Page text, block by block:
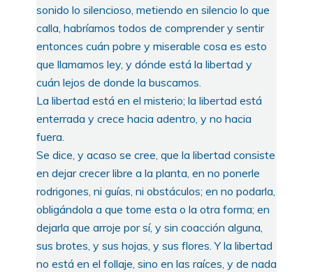
sonido lo silencioso, metiendo en silencio lo que
calla, habríamos todos de comprender y sentir
entonces cuán pobre y miserable cosa es esto
que llamamos ley, y dónde está la libertad y
cuán lejos de donde la buscamos.
La libertad está en el misterio; la libertad está
enterrada y crece hacia adentro, y no hacia
fuera.
Se dice, y acaso se cree, que la libertad consiste
en dejar crecer libre a la planta, en no ponerle
rodrigones, ni guías, ni obstáculos; en no podarla,
obligándola a que tome esta o la otra forma; en
dejarla que arroje por sí, y sin coacción alguna,
sus brotes, y sus hojas, y sus flores. Y la libertad
no está en el follaje, sino en las raíces, y de nada